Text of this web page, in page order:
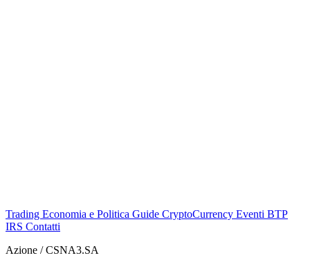
Trading Economia e Politica Guide CryptoCurrency Eventi BTP
IRS Contatti
Azione / CSNA3.SA